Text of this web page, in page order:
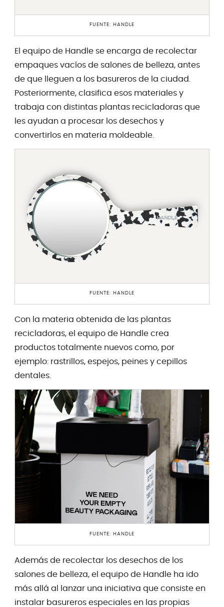
FUENTE: HANDLE
El equipo de Handle se encarga de recolectar
empaques vacíos de salones de belleza, antes
de que lleguen a los basureros de la ciudad.
Posteriormente, clasifica esos materiales y
trabaja con distintas plantas recicladoras que
les ayudan a procesar los desechos y
convertirlos en materia moldeable.
FUENTE: HANDLE
Con la materia obtenida de las plantas
recicladoras, el equipo de Handle crea
productos totalmente nuevos como, por
ejemplo: rastrillos, espejos, peines y cepillos
dentales.
FUENTE: HANDLE
Además de recolectar los desechos de los
salones de belleza, el equipo de Handle ha ido
más allá al lanzar una iniciativa que consiste en
instalar basureros especiales en las propias